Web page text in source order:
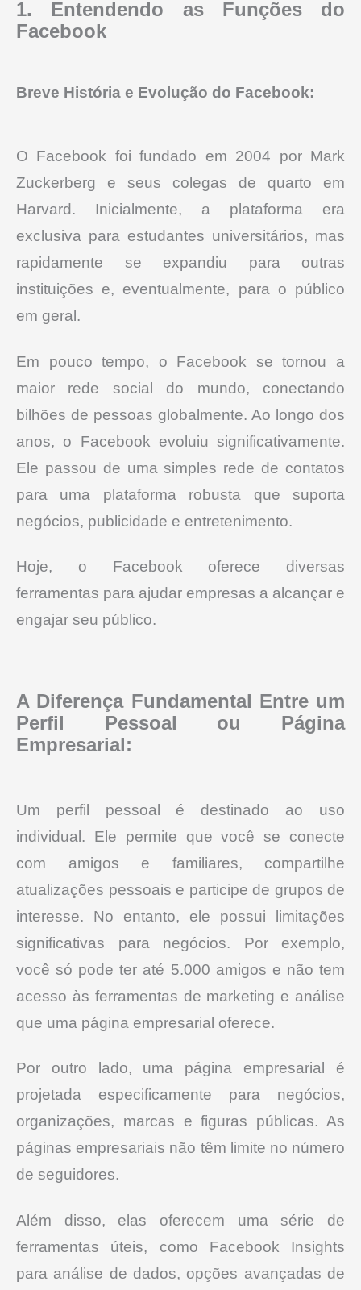
1. Entendendo as Funções do
Facebook
Breve História e Evolução do Facebook:
O Facebook foi fundado em 2004 por Mark
Zuckerberg e seus colegas de quarto em
Harvard. Inicialmente, a plataforma era
exclusiva para estudantes universitários, mas
rapidamente se expandiu para outras
instituições e, eventualmente, para o público
em geral.
Em pouco tempo, o Facebook se tornou a
maior rede social do mundo, conectando
bilhões de pessoas globalmente. Ao longo dos
anos, o Facebook evoluiu significativamente.
Ele passou de uma simples rede de contatos
para uma plataforma robusta que suporta
negócios, publicidade e entretenimento.
Hoje, o Facebook oferece diversas
ferramentas para ajudar empresas a alcançar e
engajar seu público.
A Diferença Fundamental Entre um
Perfil Pessoal ou Página
Empresarial:
Um perfil pessoal é destinado ao uso
individual. Ele permite que você se conecte
com amigos e familiares, compartilhe
atualizações pessoais e participe de grupos de
interesse. No entanto, ele possui limitações
significativas para negócios. Por exemplo,
você só pode ter até 5.000 amigos e não tem
acesso às ferramentas de marketing e análise
que uma página empresarial oferece.
Por outro lado, uma página empresarial é
projetada especificamente para negócios,
organizações, marcas e figuras públicas. As
páginas empresariais não têm limite no número
de seguidores.
Além disso, elas oferecem uma série de
ferramentas úteis, como Facebook Insights
para análise de dados, opções avançadas de